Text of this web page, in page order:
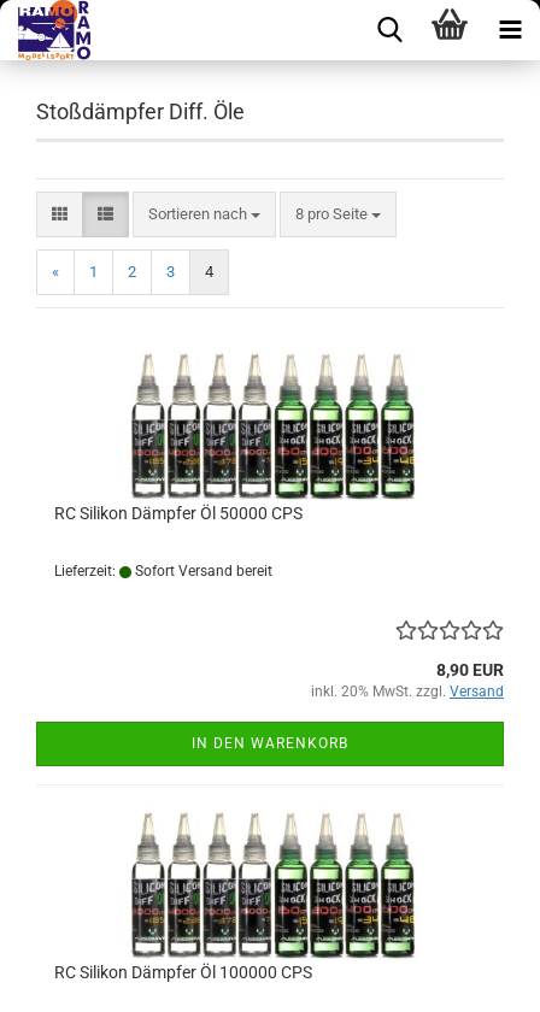
Stoßdämpfer Diff. Öle
Sortieren nach
Sortieren nach 8 pro Seite
pro Seite
« 1 2 3 4
RC Silikon Dämpfer Öl 50000 CPS
Lieferzeit: Sofort Versand bereit
8,90 EUR
inkl. 20% MwSt. zzgl. Versand
IN DEN WARENKORB
RC Silikon Dämpfer Öl 100000 CPS